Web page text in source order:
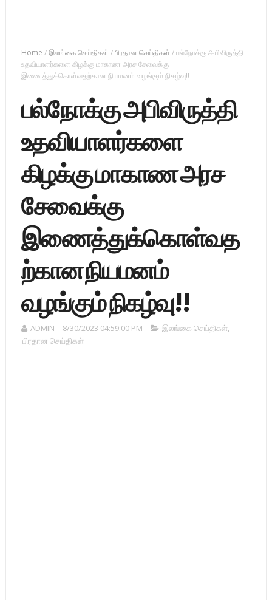
Home /இலங்கை செய்திகள் /பிரதான செய்திகள் /பல்நோக்கு அபிவிருத்தி
உதவியாளர்களை கிழக்கு மாகாண அரச சேவைக்கு
இணைத்துக்கொள்வதற்கான நியமனம் வழங்கும் நிகழ்வு!!
பல்நோக்கு அபிவிருத்தி
உதவியாளர்களை
கிழக்கு மாகாண அரச
சேவைக்கு
இணைத்துக்கொள்வத
ற்கான நியமனம்
வழங்கும் நிகழ்வு!!
ADMIN 8/30/2023 04:59:00 PM இலங்கை செய்திகள்,
பிரதான செய்திகள்